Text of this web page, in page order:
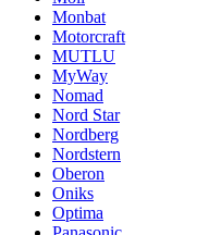
Monbat
Motorcraft
MUTLU
MyWay
Nomad
Nord Star
Nordberg
Nordstern
Oberon
Oniks
Optima